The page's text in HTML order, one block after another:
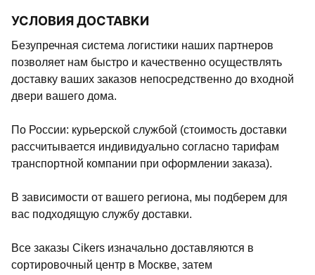
УСЛОВИЯ ДОСТАВКИ
Безупречная система логистики наших партнеров
позволяет нам быстро и качественно осуществлять
доставку ваших заказов непосредственно до входной
двери вашего дома.
По России: курьерской службой (стоимость доставки
рассчитывается индивидуально согласно тарифам
транспортной компании при оформлении заказа).
В зависимости от вашего региона, мы подберем для
вас подходящую службу доставки.
Все заказы Cikers изначально доставляются в
сортировочный центр в Москве, затем